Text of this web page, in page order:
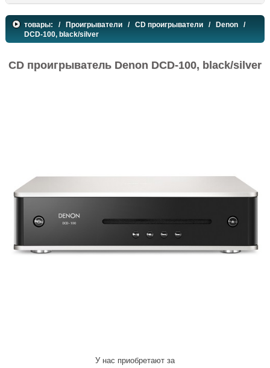
товары: / Проигрыватели / CD проигрыватели / Denon
/
DCD-100, black/silver
CD проигрыватель Denon DCD-100, black/silver
У нас приобретают за